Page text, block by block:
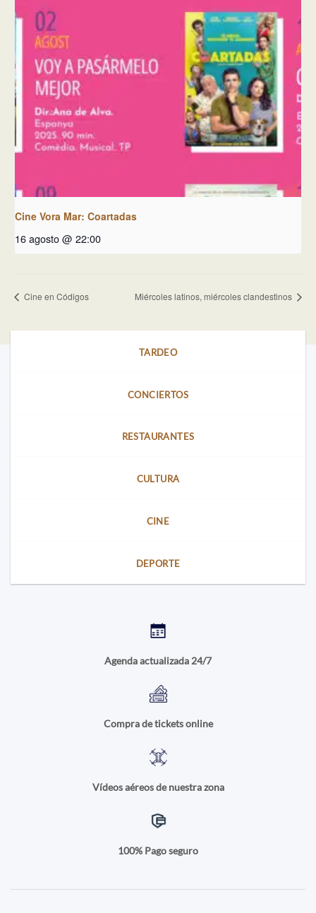
Cine Vora Mar: Coartadas
16 agosto @ 22:00
Cine en Códigos Miércoles latinos, miércoles clandestinos
TARDEO
CONCIERTOS
RESTAURANTES
CULTURA
CINE
DEPORTE
Agenda actualizada 24/7
Compra de tickets online
Vídeos aéreos de nuestra zona
100% Pago seguro